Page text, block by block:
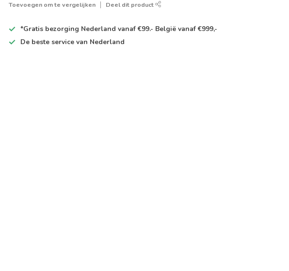
Toevoegen om te vergelijken Deel dit product
*Gratis bezorging Nederland vanaf €99.- België vanaf €999,-
De beste service van Nederland